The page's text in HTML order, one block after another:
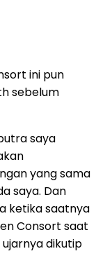
ini pun
sebelum
saya
yang sama
saya. Dan
ketika saatnya
Consort saat
dikutip